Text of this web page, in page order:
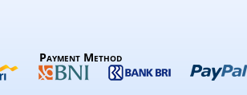
Payment Method